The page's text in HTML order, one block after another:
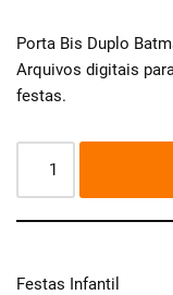
Porta Bis Duplo
Arquivos digitais
festas.
Festas Infantil